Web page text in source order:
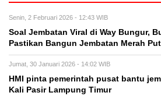
Senin, 2 Februari 2026 - 12:43 WIB
Soal Jembatan Viral di Way Bungur,
Pastikan Bangun Jembatan Merah
Jumat, 30 Januari 2026 - 14:02 WIB
HMI pinta pemerintah pusat bantu
Kali Pasir Lampung Timur